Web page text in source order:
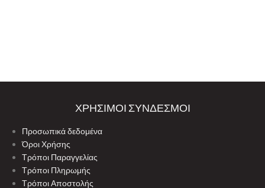
ΧΡΗΣΙΜΟΙ ΣΥΝΔΕΣΜΟΙ
Προσωπικά δεδομένα
Όροι Χρήσης
Τρόποι Παραγγελίας
Τρόποι Πληρωμής
Τρόποι Αποστολής